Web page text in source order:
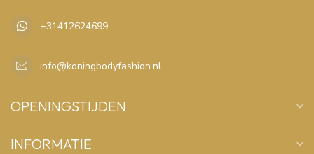
+31412624699
info@koningbodyfashion.nl
OPENINGSTIJDEN
INFORMATIE